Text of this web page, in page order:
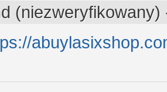
(niezweryfikowany)